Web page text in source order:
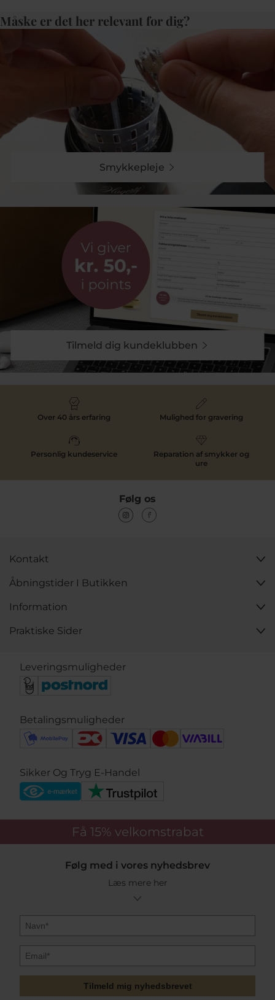
Måske er det her relevant for dig?
Smykkepleje
Tilmeld dig kundeklubben
Over 40 års erfaring Mulighed for gravering
Personlig kundeservice
Reparation af smykker og
ure
Følg os
Kontakt
Åbningstider I Butikken
Information
Praktiske Sider
Leveringsmuligheder
Betalingsmuligheder
Sikker Og Tryg E-Handel
Få 15% velkomstrabat
Følg med i vores nyhedsbrev
Læs mere her
Tilmeld mig nyhedsbrevet